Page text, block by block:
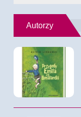
Autorzy